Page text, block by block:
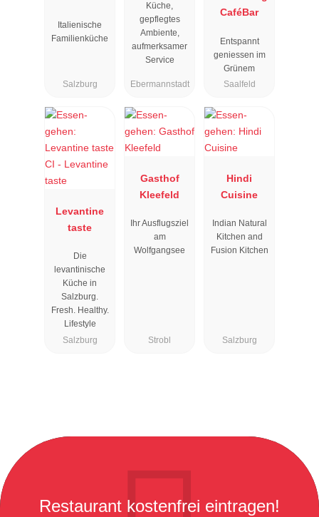
Italienische
Familienküche
Salzburg
Küche,
gepflegtes
Ambiente,
aufmerksamer
Service
Ebermannstadt
CaféBar
Entspannt
geniessen im
Grünem
Saalfeld
Levantine
taste
Die
levantinische
Küche in
Salzburg.
Fresh. Healthy.
Lifestyle
Salzburg
Gasthof
Kleefeld
Ihr Ausflugsziel
am
Wolfgangsee
Strobl
Hindi
Cuisine
Indian Natural
Kitchen and
Fusion Kitchen
Salzburg
Restaurant kostenfrei eintragen!